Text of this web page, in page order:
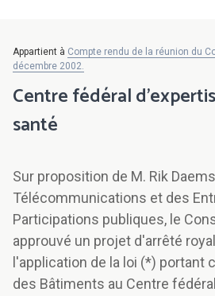
Appartient à Compte rendu de la réunion du
décembre 2002.
Centre fédéral
santé
Sur proposition de M. Rik
Télécommunications et des
Participations publiques, le
approuvé un projet d'arrêté
l'application de la loi (*) portant
des Bâtiments au Centre